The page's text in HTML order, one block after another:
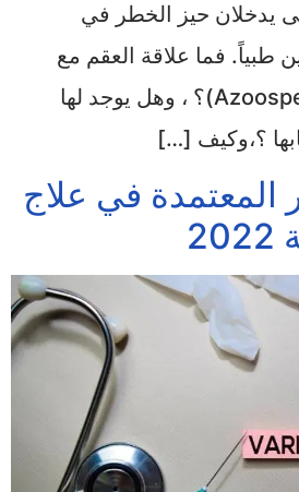
يدخلان حيز الخطر في
طبياً. فما علاقة العقم مع
حالات الصفر (Azoospermia)؟ ، وهل يوجد لها
؟،وكيف […]
المعتمدة في علاج